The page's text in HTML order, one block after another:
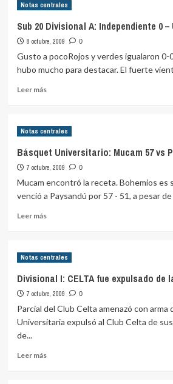
Universitario:
78
vs
Olimar
70
Notas centrales
Sub 20 Divisional A: Independiente 0 –
8 octubre, 2009 0
Gusto a pocoRojos y verdes igualaron
hubo mucho para destacar. El fuerte
Leer másLeer
20
A:
Independiente
0
Urunday
0
Notas centrales
Básquet Universitario: Mucam 57 vs
7 octubre, 2009 0
Mucam encontró la receta. Bohemios es
venció a Paysandú por 57 - 51, a pesar de
Leer másLeer
Universitario:
57
vs
Paysandú
51
Notas centrales
Divisional I: CELTA fue expulsado
7 octubre, 2009 0
Parcial del Club Celta amenazó con arma
Universitaria expulsó al Club Celta de
de...
Leer másLeer